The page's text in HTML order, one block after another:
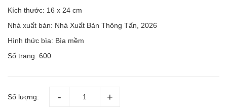
Kích thước: 16 x 24 cm
Nhà xuất bản: Nhà Xuất Bản Thông Tấn, 2026
Hình thức bìa: Bìa mềm
Số trang: 600
Số lượng: